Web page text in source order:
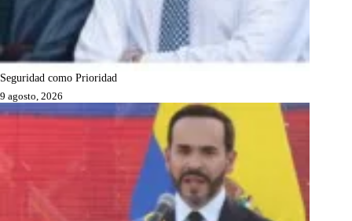
Seguridad como Prioridad
9 agosto, 2026